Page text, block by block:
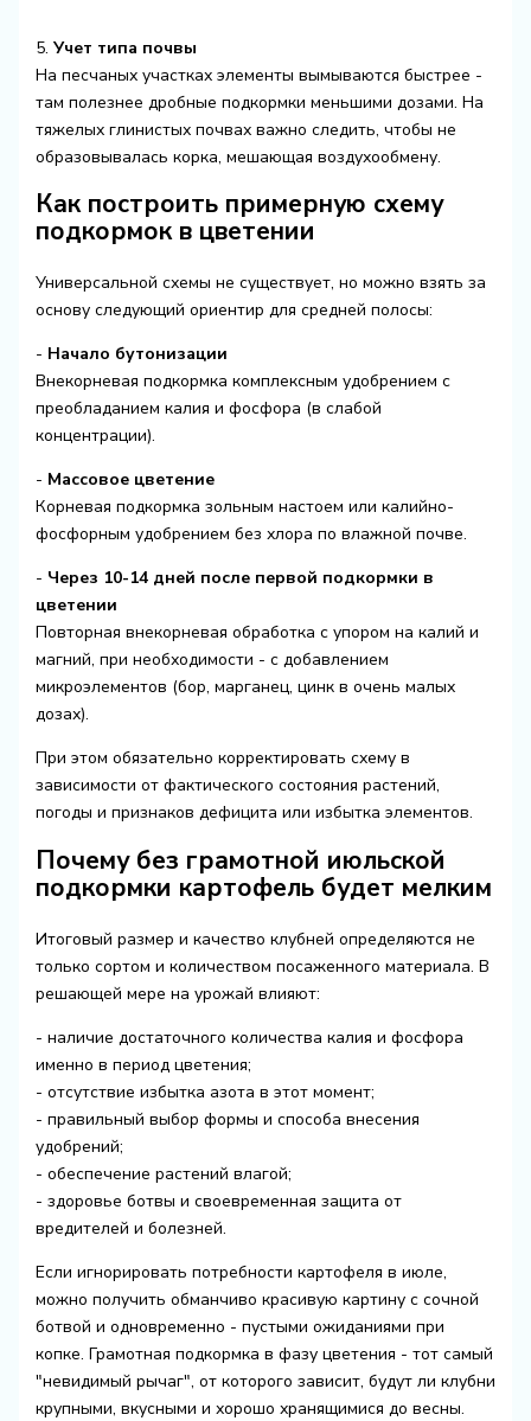
5. Учет типа почвы
На песчаных участках элементы вымываются быстрее -
там полезнее дробные подкормки меньшими дозами. На
тяжелых глинистых почвах важно следить, чтобы не
образовывалась корка, мешающая воздухообмену.
Как построить примерную схему
подкормок в цветении
Универсальной схемы не существует, но можно взять за
основу следующий ориентир для средней полосы:
- Начало бутонизации
Внекорневая подкормка комплексным удобрением с
преобладанием калия и фосфора (в слабой
концентрации).
- Массовое цветение
Корневая подкормка зольным настоем или калийно-
фосфорным удобрением без хлора по влажной почве.
- Через 10-14 дней после первой подкормки в
цветении
Повторная внекорневая обработка с упором на калий и
магний, при необходимости - с добавлением
микроэлементов (бор, марганец, цинк в очень малых
дозах).
При этом обязательно корректировать схему в
зависимости от фактического состояния растений,
погоды и признаков дефицита или избытка элементов.
Почему без грамотной июльской
подкормки картофель будет мелким
Итоговый размер и качество клубней определяются не
только сортом и количеством посаженного материала. В
решающей мере на урожай влияют:
- наличие достаточного количества калия и фосфора
именно в период цветения;
- отсутствие избытка азота в этот момент;
- правильный выбор формы и способа внесения
удобрений;
- обеспечение растений влагой;
- здоровье ботвы и своевременная защита от
вредителей и болезней.
Если игнорировать потребности картофеля в июле,
можно получить обманчиво красивую картину с сочной
ботвой и одновременно - пустыми ожиданиями при
копке. Грамотная подкормка в фазу цветения - тот самый
"невидимый рычаг", от которого зависит, будут ли клубни
крупными, вкусными и хорошо хранящимися до весны.